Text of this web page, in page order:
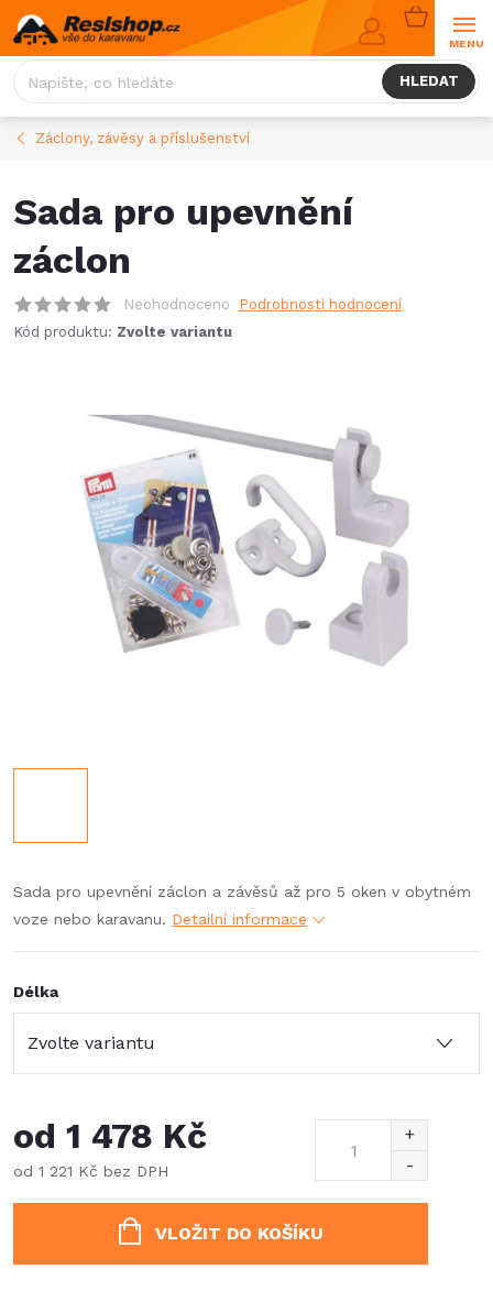
Přejít
na
obsah
HLEDAT
NÁKUPNÍ
KOŠÍK
Záclony, závěsy a příslušenství
Sada pro upevnění
záclon
Neohodnoceno
Podrobnosti hodnocení
Kód produktu: Zvolte variantu
Sada pro upevnění záclon a závěsů až pro 5 oken v obytném
voze nebo karavanu. Detailní informace
Délka
od 1 478 Kč
od 1 221 Kč bez DPH
VLOŽIT DO KOŠÍKU